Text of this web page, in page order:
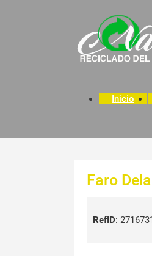
Inicio
Faro
RefID: